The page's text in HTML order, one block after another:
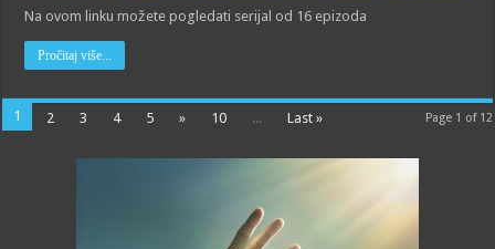
Na ovom linku možete pogledati serijal od 16 epizoda
Pročitaj više...
Page 1 of 12
1 2 3 4 5 » 10 ... Last »